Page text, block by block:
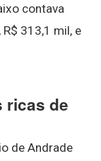
contava
313,1 mil, e
ricas de
de Andrade